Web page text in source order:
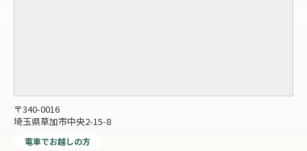
〒340-0016
埼玉県草加市中央2-15-8
電車でお越しの方